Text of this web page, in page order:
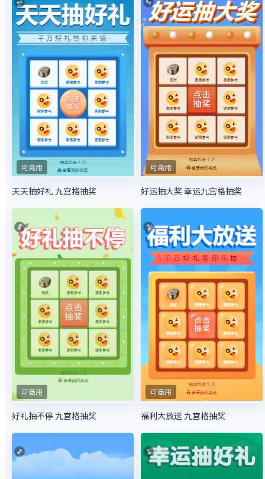
可商用
天天抽好礼 九宫格抽奖
可商用
好运抽大奖 幸运九宫格抽奖
可商用
好礼抽不停 九宫格抽奖
可商用
福利大放送 九宫格抽奖